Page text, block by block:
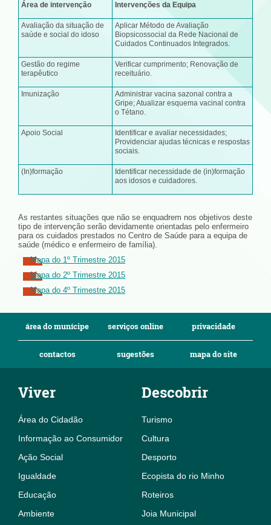
Área de intervenção Intervenções da Equipa
Avaliação da situação de
saúde e social do idoso
Aplicar Método de Avaliação
Biopsicossocial da Rede Nacional de
Cuidados Continuados Integrados.
Gestão do regime
terapêutico
Verificar cumprimento; Renovação de
receituário.
Imunização
Administrar vacina sazonal contra a
Gripe; Atualizar esquema vacinal contra
o Tétano.
Apoio Social
Identificar e avaliar necessidades;
Providenciar ajudas técnicas e respostas
sociais.
(In)formação
Identificar necessidade de (in)formação
aos idosos e cuidadores.
As restantes situações que não se enquadrem nos objetivos deste
tipo de intervenção serão devidamente orientadas pelo enfermeiro
para os cuidados prestados no Centro de Saúde para a equipa de
saúde (médico e enfermeiro de família).
Mapa do 1º Trimestre 2015
Mapa do 2º Trimestre 2015
Mapa do 4º Trimestre 2015
área do munícipe serviços online privacidade
contactos sugestões mapa do site
Viver
Área do Cidadão
Informação ao Consumidor
Ação Social
Igualdade
Educação
Ambiente
Descobrir
Turismo
Cultura
Desporto
Ecopista do rio Minho
Roteiros
Joia Municipal